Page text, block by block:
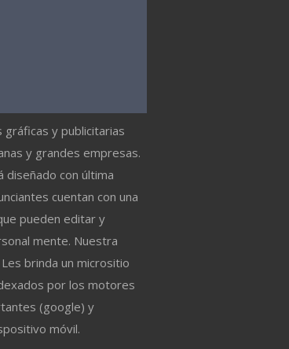
gráficas y publicitarias
y grandes empresas.
con última
cuentan con una
pueden editar y
mente. Nuestra
brinda un micrositio
por los motores
(google) y
móvil.